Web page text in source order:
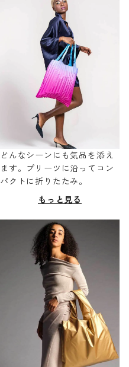
どんなシーンにも気品を添え
ます。プリーツに沿ってコン
パクトに折りたたみ。
もっと見る